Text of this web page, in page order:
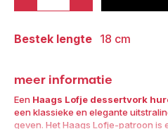
Haags
Dessert
18
cm
(Zakje
Bestek lengte 18 cm
meer informatie
Een Haags Lofje dessertvork
een klassieke en elegante
geven. Het Haags Lofje-patroon is